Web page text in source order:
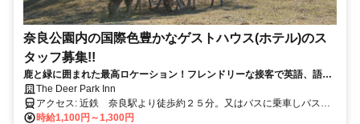
奈良公園内の国際色豊かなゲストハウス(ホテル)のス
タッフ募集!!
鹿と緑に囲まれた最高ロケーション！フレンドリーな接客で英語、語学
力も！
The Deer Park Inn
アクセス: 近鉄 奈良駅より徒歩約２５分。又はバスに乗車しバス停
「春日大社本殿」下車し、徒歩にて約５分。（奈良公園内）
時給1,100円～1,300円